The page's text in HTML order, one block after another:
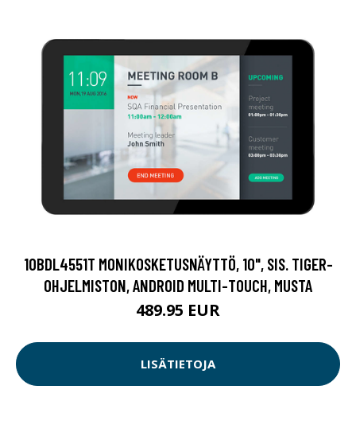
10BDL4551T MONIKOSKETUSNÄYTTÖ, 10", SIS. TIGER-
OHJELMISTON, ANDROID MULTI-TOUCH, MUSTA
489.95 EUR
LISÄTIETOJA